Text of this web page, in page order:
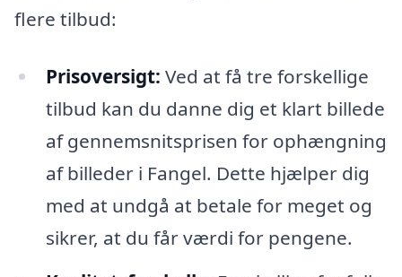
flere tilbud:
Prisoversigt: Ved at få tre forskellige
tilbud kan du danne dig et klart billede
af gennemsnitsprisen for ophængning
af billeder i Fangel. Dette hjælper dig
med at undgå at betale for meget og
sikrer, at du får værdi for pengene.